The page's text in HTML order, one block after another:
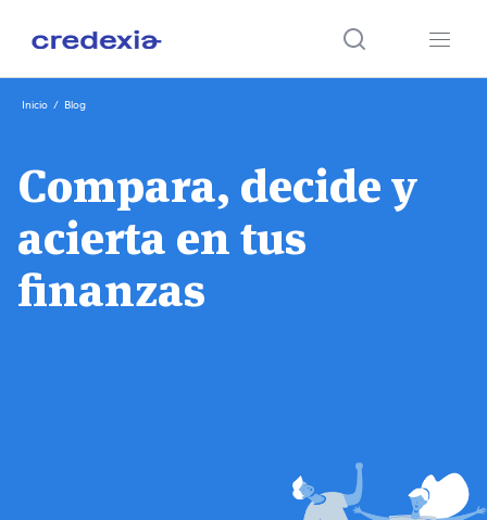
Inicio / Blog
Compara, decide y
acierta en tus
finanzas